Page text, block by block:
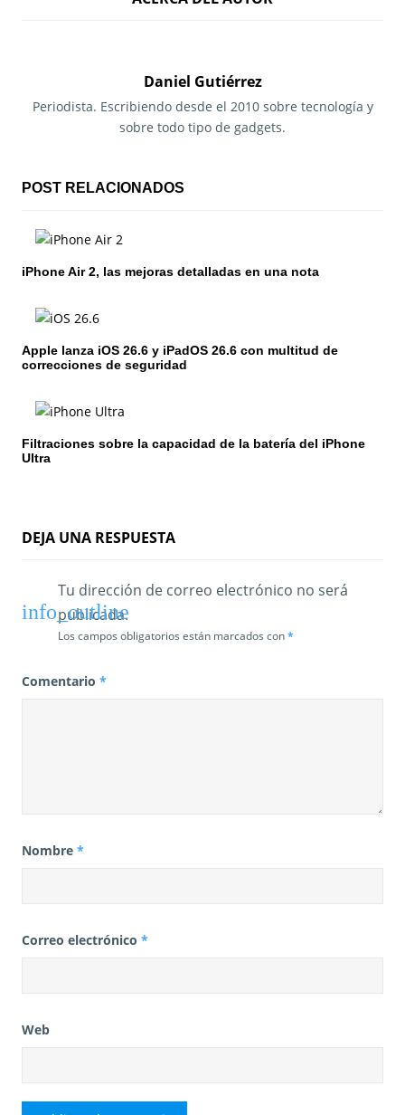
a
i
n
d
e
e
r
d
Daniel Gutiérrez
Periodista. Escribiendo desde el 2010 sobre tecnología y
sobre todo tipo de gadgets.
POST RELACIONADOS
iPhone Air 2, las mejoras detalladas en una nota
Apple lanza iOS 26.6 y iPadOS 26.6 con multitud de
correcciones de seguridad
Filtraciones sobre la capacidad de la batería del iPhone
Ultra
DEJA UNA RESPUESTA
Tu dirección de correo electrónico no será
publicada.
Los campos obligatorios están marcados con*
Comentario *
Nombre *
Correo electrónico *
Web